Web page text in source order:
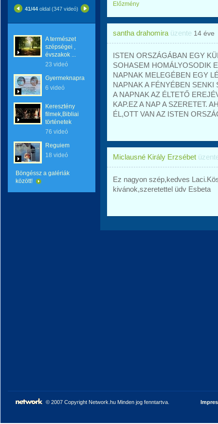
41/44 oldal (347 videó)
A természet
szépségei ,
évszakok ...
23 videó
Gyermeknapra
6 videó
Keresztény
filmek,Bibliai
történetek
76 videó
Reguiem
18 videó
Böngéssz a galériák
között!
Előzmény
santha drahomira üzente 14 éve
ISTEN ORSZÁGÁBAN EGY
SOHASEM HOMÁLYOSODIK
NAPNAK MELEGÉBEN EGY
NAPNAK A FÉNYÉBEN
A NAPNAK AZ ÉLTETŐ
KAP.EZ A NAP A SZERETET.
ÉL,OTT VAN AZ ISTEN
Miclausné Király Erzsébet
Ez nagyon szép,kedves
kivánok,szeretettel üdv Esbeta
© 2007 Copyright Network.hu Minden jog fenntartva.